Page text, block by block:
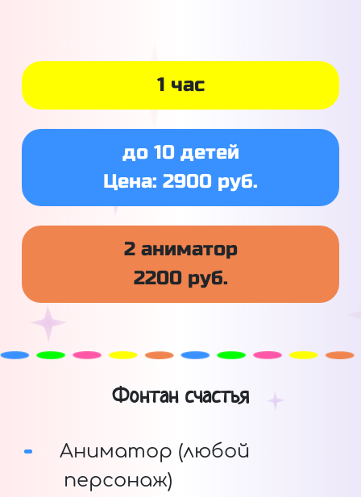
1 час
до 10 детей
Цена: 2900 руб.
2 аниматор
2200 руб.
Фонтан счастья
Аниматор (любой
персонаж)